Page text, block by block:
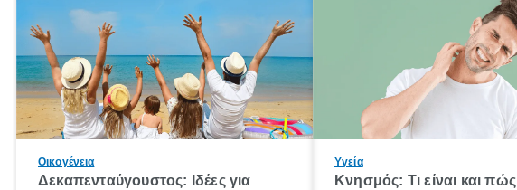
Οικογένεια
Δεκαπενταύγουστος: Ιδέες για
Υγεία
Κνησμός: Τι είναι και πώς